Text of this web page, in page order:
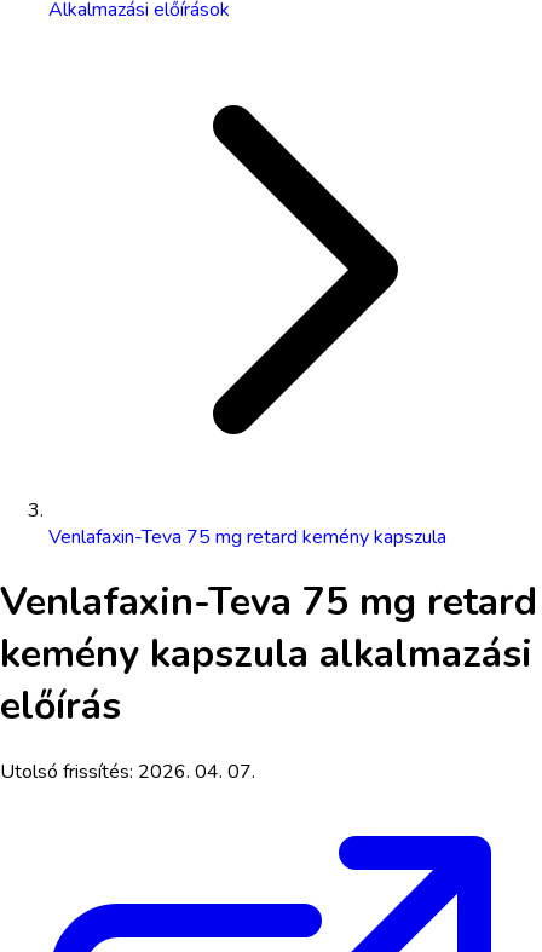
Alkalmazási előírások
Venlafaxin-Teva 75 mg retard kemény kapszula
Venlafaxin-Teva 75 mg retard
kemény kapszula alkalmazási
előírás
Utolsó frissítés: 2026. 04. 07.